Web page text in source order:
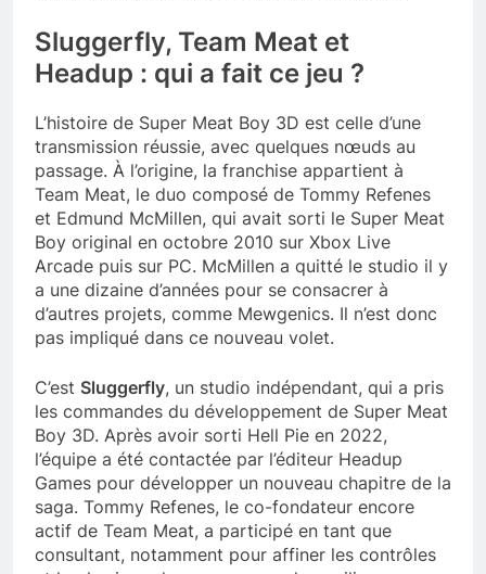
Sluggerfly, Team Meat et
Headup : qui a fait ce jeu ?
L’histoire de Super Meat Boy 3D est celle d’une
transmission réussie, avec quelques nœuds au
passage. À l’origine, la franchise appartient à
Team Meat, le duo composé de Tommy Refenes
et Edmund McMillen, qui avait sorti le Super Meat
Boy original en octobre 2010 sur Xbox Live
Arcade puis sur PC. McMillen a quitté le studio il y
a une dizaine d’années pour se consacrer à
d’autres projets, comme Mewgenics. Il n’est donc
pas impliqué dans ce nouveau volet.
C’est Sluggerfly, un studio indépendant, qui a pris
les commandes du développement de Super Meat
Boy 3D. Après avoir sorti Hell Pie en 2022,
l’équipe a été contactée par l’éditeur Headup
Games pour développer un nouveau chapitre de la
saga. Tommy Refenes, le co-fondateur encore
actif de Team Meat, a participé en tant que
consultant, notamment pour affiner les contrôles